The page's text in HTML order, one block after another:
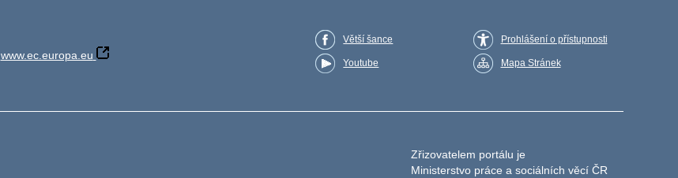
www.ec.europa.eu
Větší šance
Youtube
Prohlášení o přístupnosti
Mapa Stránek
Zřizovatelem portálu je
Ministerstvo práce a sociálních věcí ČR